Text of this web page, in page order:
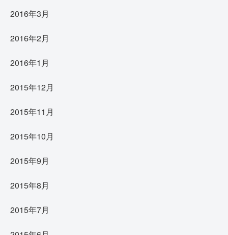
2016年3月
2016年2月
2016年1月
2015年12月
2015年11月
2015年10月
2015年9月
2015年8月
2015年7月